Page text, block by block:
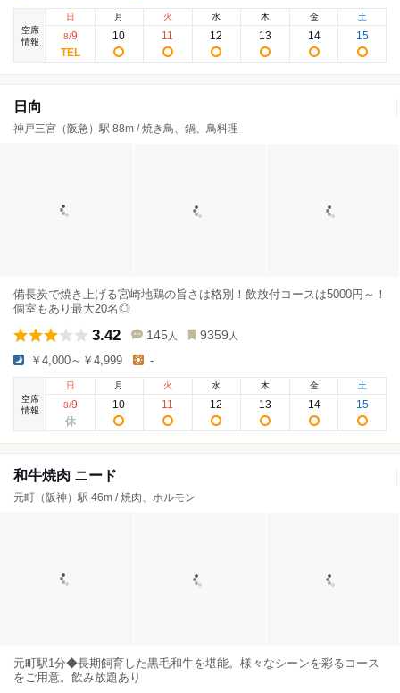
空席
情報
日
8/9
月
10
火
11
水
12
木
13
金
14
土
15
日向
神戸三宮（阪急）駅 88m / 焼き鳥、鍋、鳥料理
備長炭で焼き上げる宮崎地鶏の旨さは格別！飲放付コースは5000円～！
個室もあり最大20名◎
3.42 145 人 9359 人
￥4,000～￥4,999 -
空席
情報
日
8/9
月
10
火
11
水
12
木
13
金
14
土
15
和牛焼肉 ニード
元町（阪神）駅 46m / 焼肉、ホルモン
元町駅1分◆長期飼育した黒毛和牛を堪能。様々なシーンを彩るコース
をご用意。飲み放題あり